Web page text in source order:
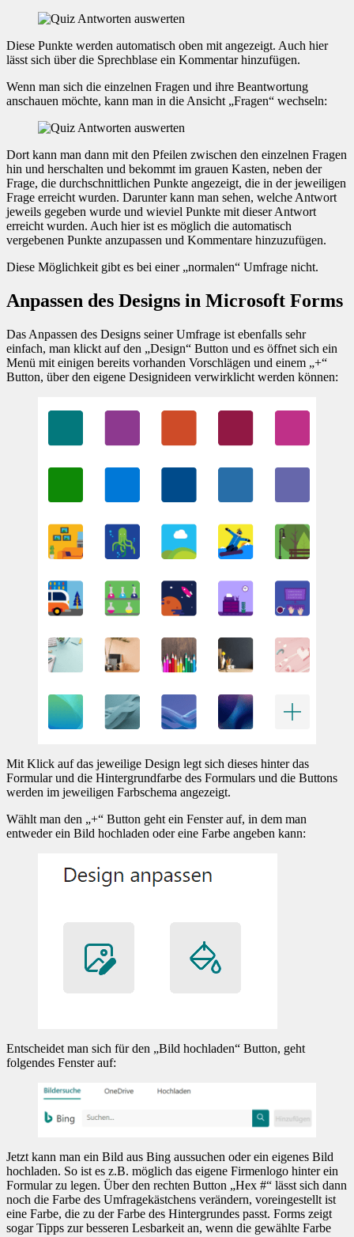
Diese Punkte werden automatisch oben mit angezeigt. Auch hier
lässt sich über die Sprechblase ein Kommentar hinzufügen.
Wenn man sich die einzelnen Fragen und ihre Beantwortung
anschauen möchte, kann man in die Ansicht „Fragen“ wechseln:
Dort kann man dann mit den Pfeilen zwischen den einzelnen Fragen
hin und herschalten und bekommt im grauen Kasten, neben der
Frage, die durchschnittlichen Punkte angezeigt, die in der jeweiligen
Frage erreicht wurden. Darunter kann man sehen, welche Antwort
jeweils gegeben wurde und wieviel Punkte mit dieser Antwort
erreicht wurden. Auch hier ist es möglich die automatisch
vergebenen Punkte anzupassen und Kommentare hinzuzufügen.
Diese Möglichkeit gibt es bei einer „normalen“ Umfrage nicht.
Anpassen des Designs in Microsoft Forms
Das Anpassen des Designs seiner Umfrage ist ebenfalls sehr
einfach, man klickt auf den „Design“ Button und es öffnet sich ein
Menü mit einigen bereits vorhanden Vorschlägen und einem „+“
Button, über den eigene Designideen verwirklicht werden können:
Mit Klick auf das jeweilige Design legt sich dieses hinter das
Formular und die Hintergrundfarbe des Formulars und die Buttons
werden im jeweiligen Farbschema angezeigt.
Wählt man den „+“ Button geht ein Fenster auf, in dem man
entweder ein Bild hochladen oder eine Farbe angeben kann:
Entscheidet man sich für den „Bild hochladen“ Button, geht
folgendes Fenster auf:
Jetzt kann man ein Bild aus Bing aussuchen oder ein eigenes Bild
hochladen. So ist es z.B. möglich das eigene Firmenlogo hinter ein
Formular zu legen. Über den rechten Button „Hex #“ lässt sich dann
noch die Farbe des Umfragekästchens verändern, voreingestellt ist
eine Farbe, die zu der Farbe des Hintergrundes passt. Forms zeigt
sogar Tipps zur besseren Lesbarkeit an, wenn die gewählte Farbe